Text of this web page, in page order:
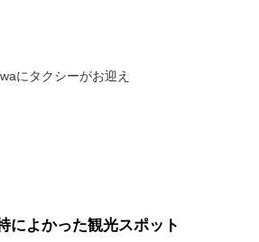
にタクシーがお迎え
によかった観光スポット